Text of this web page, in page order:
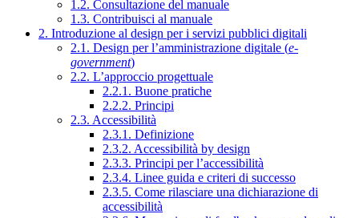
1.2. Consultazione del manuale
1.3. Contribuisci al manuale
2. Introduzione al design per i servizi pubblici digitali
2.1. Design per l’amministrazione digitale (e-
government)
2.2. L’approccio progettuale
2.2.1. Buone pratiche
2.2.2. Principi
2.3. Accessibilità
2.3.1. Definizione
2.3.2. Accessibilità by design
2.3.3. Principi per l’accessibilità
2.3.4. Linee guida e criteri di successo
2.3.5. Come rilasciare una dichiarazione di
accessibilità